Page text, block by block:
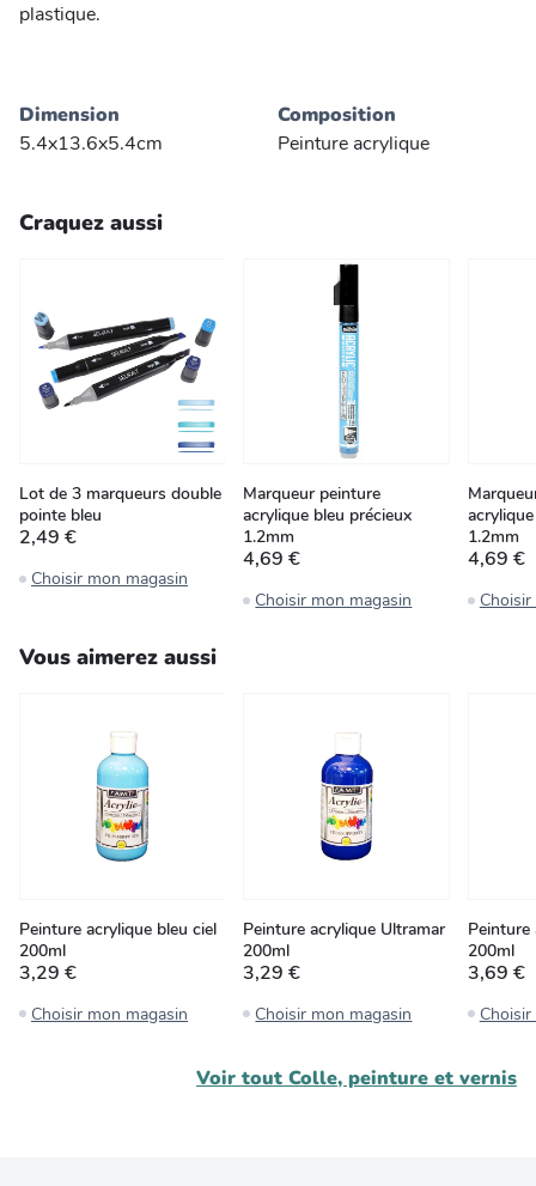
plastique.
Dimension
5.4x13.6x5.4cm
Composition
Peinture acrylique
Craquez aussi
Lot de 3 marqueurs double
pointe bleu
2,49 €
Choisir mon magasin
Marqueur peinture
acrylique bleu précieux
1.2mm
4,69 €
Choisir mon magasin
1.2mm
4,69 €
Vous aimerez aussi
Peinture acrylique bleu ciel
200ml
3,29 €
Choisir mon magasin
Peinture acrylique Ultramar
200ml
3,29 €
Choisir mon magasin
Peinture
200ml
3,69 €
Voir tout Colle, peinture et vernis